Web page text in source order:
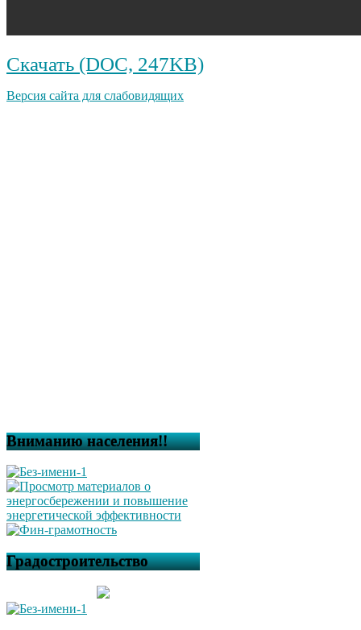
Скачать (DOC, 247KB)
Версия сайта для слабовидящих
Вниманию населения!!
Градостроительство